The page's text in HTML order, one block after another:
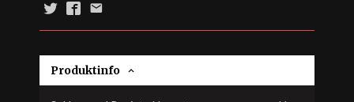
Produktinfo